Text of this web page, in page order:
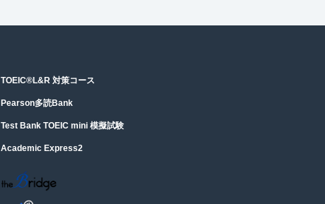
TOEIC®︎L&R 対策コース
Pearson多読Bank
Test Bank TOEIC mini 模擬試験
Academic Express2